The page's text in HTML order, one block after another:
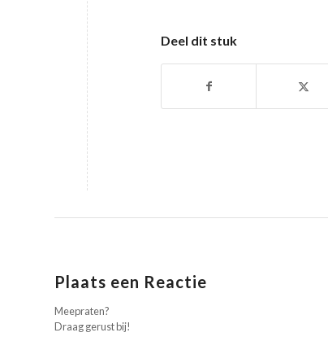
Deel dit stuk
Plaats een Reactie
Meepraten?
Draag gerust bij!